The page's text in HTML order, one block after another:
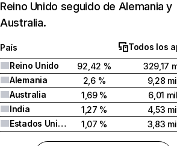
Reino Unido seguido de Alemania y
Australia.
País
Todos los
Reino Unido
92,42 %
329,17
Alemania
2,6 %
9,28
Australia
1,69 %
6,01
India
1,27 %
4,53
Estados Unidos
1,07 % 3,83